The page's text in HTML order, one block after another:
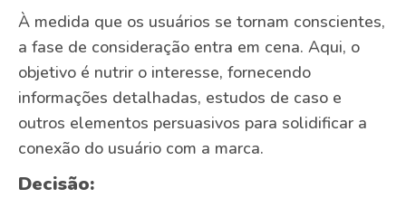
À medida que os usuários se tornam conscientes,
a fase de consideração entra em cena. Aqui, o
objetivo é nutrir o interesse, fornecendo
informações detalhadas, estudos de caso e
outros elementos persuasivos para solidificar a
conexão do usuário com a marca.
Decisão: